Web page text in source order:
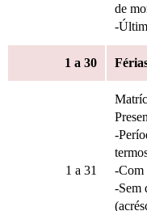
de
-
1 a 30
1 a 31
-
-Com
-Sem